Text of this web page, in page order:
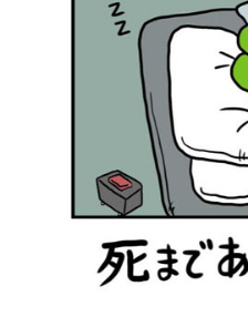
AI活用のいまが分かる
企業ITのトレンドを詳説
経営リーダーのコミュニティ
マーケ×ITの今がよく分かる
ITエンジニア向け専門サイト
企業向けIT製品の総合サイト